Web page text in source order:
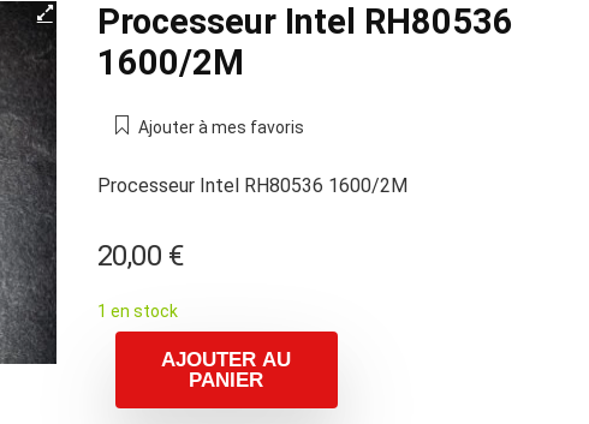
Processeur Intel RH80536
1600/2M
Ajouter à mes favoris
Processeur Intel RH80536 1600/2M
20,00 €
1 en stock
AJOUTER AU
PANIER